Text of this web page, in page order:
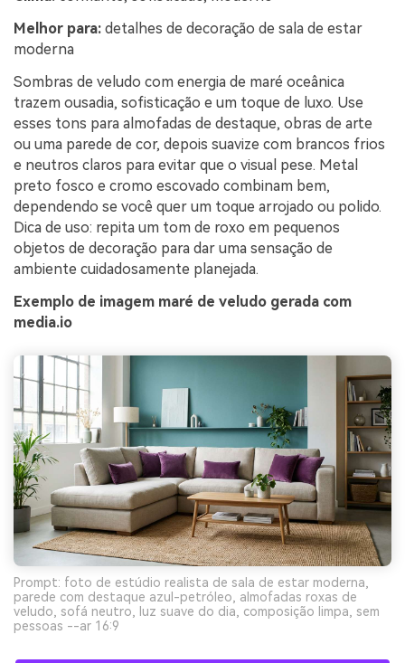
Melhor para: detalhes de decoração de sala de estar
moderna
Sombras de veludo com energia de maré oceânica
trazem ousadia, sofisticação e um toque de luxo. Use
esses tons para almofadas de destaque, obras de arte
ou uma parede de cor, depois suavize com brancos frios
e neutros claros para evitar que o visual pese. Metal
preto fosco e cromo escovado combinam bem,
dependendo se você quer um toque arrojado ou polido.
Dica de uso: repita um tom de roxo em pequenos
objetos de decoração para dar uma sensação de
ambiente cuidadosamente planejada.
Exemplo de imagem maré de veludo gerada com
media.io
Prompt: foto de estúdio realista de sala de estar moderna,
parede com destaque azul-petróleo, almofadas roxas de
veludo, sofá neutro, luz suave do dia, composição limpa, sem
pessoas --ar 16:9